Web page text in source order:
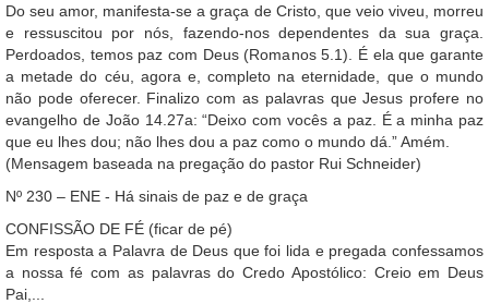
Do seu amor, manifesta-se a graça de Cristo, que veio viveu, morreu
e ressuscitou por nós, fazendo-nos dependentes da sua graça.
Perdoados, temos paz com Deus (Romanos 5.1). É ela que garante
a metade do céu, agora e, completo na eternidade, que o mundo
não pode oferecer. Finalizo com as palavras que Jesus profere no
evangelho de João 14.27a: “Deixo com vocês a paz. É a minha paz
que eu lhes dou; não lhes dou a paz como o mundo dá.” Amém.
(Mensagem baseada na pregação do pastor Rui Schneider)
Nº 230 – ENE - Há sinais de paz e de graça
CONFISSÃO DE FÉ (ficar de pé)
Em resposta a Palavra de Deus que foi lida e pregada confessamos
a nossa fé com as palavras do Credo Apostólico: Creio em Deus
Pai,...